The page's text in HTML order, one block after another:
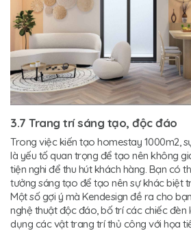
3.7 Trang trí sáng tạo, độc đáo
Trong việc kiến tạo homestay 1000m2,
là yếu tố quan trọng để tạo nên không
tiện nghi để thu hút khách hàng. Bạn có
tưởng sáng tạo để tạo nên sự khác biệt
Một số gợi ý mà Kendesign đề ra cho
nghệ thuật độc đáo, bố trí các chiếc
dụng các vật trang trí thủ công với họa